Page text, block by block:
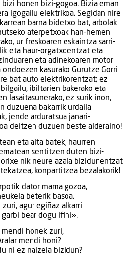
bizi honen bizi-gogoa. Bizia eman
igogailu elektrikoa. Segidan nire
barna bidetxo bat, arbolak
aterpetxoak han-hemen
ur freskoaren eskaintza sarri-
eta haur-orgatxoentzat eta
eta adinekoaren motor
kasurako Gurutze Gorri
bat auto elektrikorentzat; ez
ibiltarien bakerako eta
lasaitasunerako, ez surik inon,
duzuena bakarrik urdaila
jende arduratsua janari-
deitzen duzuen beste alderaino!
eta aita batek, haurren
sentitzen duten bizi-
nik neure azala bizidunentzat
konpartitzea bezalakorik!
dator mama gozoa,
beterik basoa.
zuri, agur egiñaz alkarri
bear dogu ifini».
mendi honek zuri,
mendi honi?
ni ez naizela bizidun?